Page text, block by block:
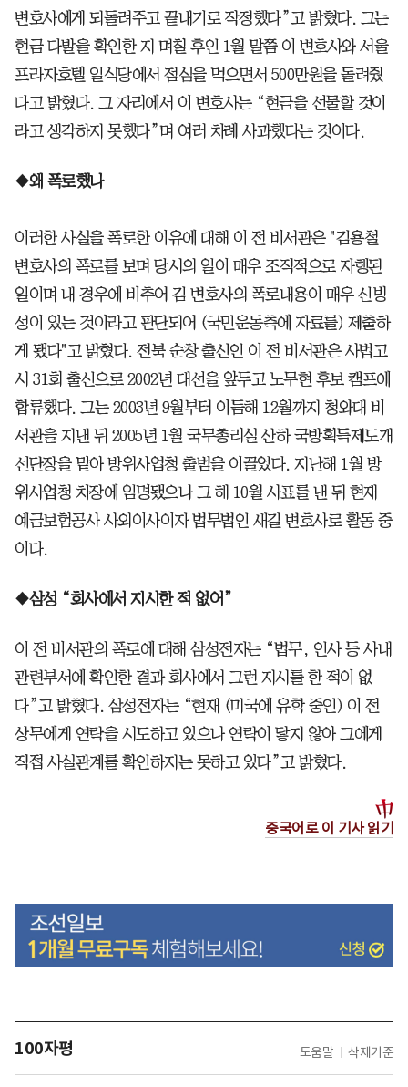
변호사에게 되돌려주고 끝내기로 작정했다”고 밝혔다. 그는
현금 다발을 확인한 지 며칠 후인 1월 말쯤 이 변호사와 서울
프라자호텔 일식당에서 점심을 먹으면서 500만원을 돌려줬
다고 밝혔다. 그 자리에서 이 변호사는 “현금을 선물할 것이
라고 생각하지 못했다”며 여러 차례 사과했다는 것이다.
◆왜 폭로했나
이러한 사실을 폭로한 이유에 대해 이 전 비서관은 "김용철
변호사의 폭로를 보며 당시의 일이 매우 조직적으로 자행된
일이며 내 경우에 비추어 김 변호사의 폭로내용이 매우 신빙
성이 있는 것이라고 판단되어 (국민운동측에 자료를) 제출하
게 됐다"고 밝혔다. 전북 순창 출신인 이 전 비서관은 사법고
시 31회 출신으로 2002년 대선을 앞두고 노무현 후보 캠프에
합류했다. 그는 2003년 9월부터 이듬해 12월까지 청와대 비
서관을 지낸 뒤 2005년 1월 국무총리실 산하 국방획득제도개
선단장을 맡아 방위사업청 출범을 이끌었다. 지난해 1월 방
위사업청 차장에 임명됐으나 그 해 10월 사표를 낸 뒤 현재
예금보험공사 사외이사이자 법무법인 새길 변호사로 활동 중
이다.
◆삼성 “회사에서 지시한 적 없어”
이 전 비서관의 폭로에 대해 삼성전자는 “법무, 인사 등 사내
관련부서에 확인한 결과 회사에서 그런 지시를 한 적이 없
다”고 밝혔다. 삼성전자는 “현재 (미국에 유학 중인) 이 전
상무에게 연락을 시도하고 있으나 연락이 닿지 않아 그에게
직접 사실관계를 확인하지는 못하고 있다”고 밝혔다.
중국어로 이 기사 읽기
100자평 도움말 삭제기준